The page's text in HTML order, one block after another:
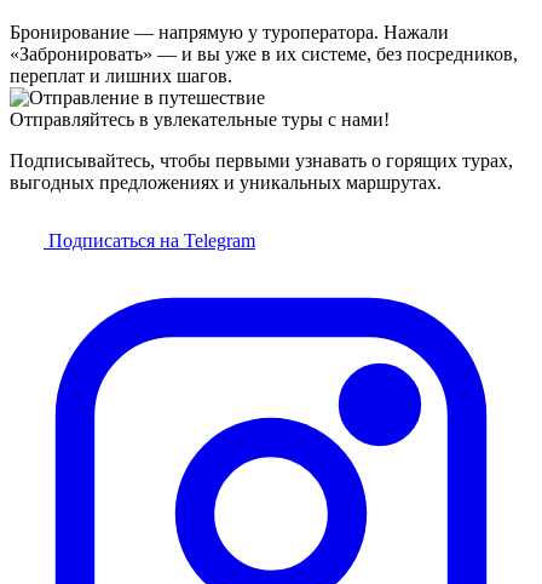
Бронирование — напрямую у туроператора. Нажали
«Забронировать» — и вы уже в их системе, без посредников,
переплат и лишних шагов.
Отправляйтесь в увлекательные туры с нами!
Подписывайтесь, чтобы первыми узнавать о горящих турах,
выгодных предложениях и уникальных маршрутах.
Подписаться на Telegram